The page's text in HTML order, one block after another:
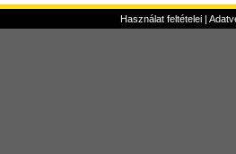
Használat feltételei|